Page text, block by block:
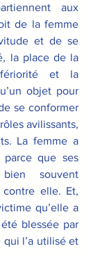
aux
de la femme
et de se
la place de la
et la
objet pour
se conformer
avilissants,
La femme a
que ses
souvent
contre elle. Et,
qu’elle a
blessée par
qui l’a utilisé et